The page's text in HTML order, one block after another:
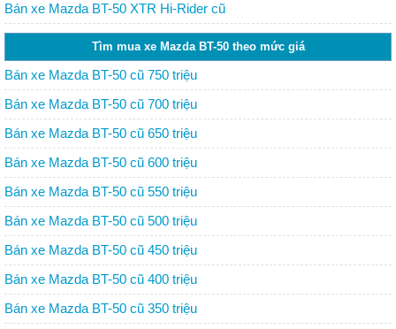
Bán xe Mazda BT-50 XTR Hi-Rider cũ
Tìm mua xe Mazda BT-50 theo mức giá
Bán xe Mazda BT-50 cũ 750 triệu
Bán xe Mazda BT-50 cũ 700 triệu
Bán xe Mazda BT-50 cũ 650 triệu
Bán xe Mazda BT-50 cũ 600 triệu
Bán xe Mazda BT-50 cũ 550 triệu
Bán xe Mazda BT-50 cũ 500 triệu
Bán xe Mazda BT-50 cũ 450 triệu
Bán xe Mazda BT-50 cũ 400 triệu
Bán xe Mazda BT-50 cũ 350 triệu